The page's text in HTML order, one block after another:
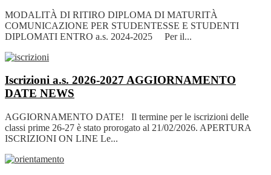
MODALITÀ DI RITIRO DIPLOMA DI MATURITÀ
COMUNICAZIONE PER STUDENTESSE E STUDENTI
DIPLOMATI ENTRO a.s. 2024-2025 Per il...
Iscrizioni a.s. 2026-2027 AGGIORNAMENTO
DATE NEWS
AGGIORNAMENTO DATE! Il termine per le iscrizioni delle
classi prime 26-27 è stato prorogato al 21/02/2026. APERTURA
ISCRIZIONI ON LINE Le...